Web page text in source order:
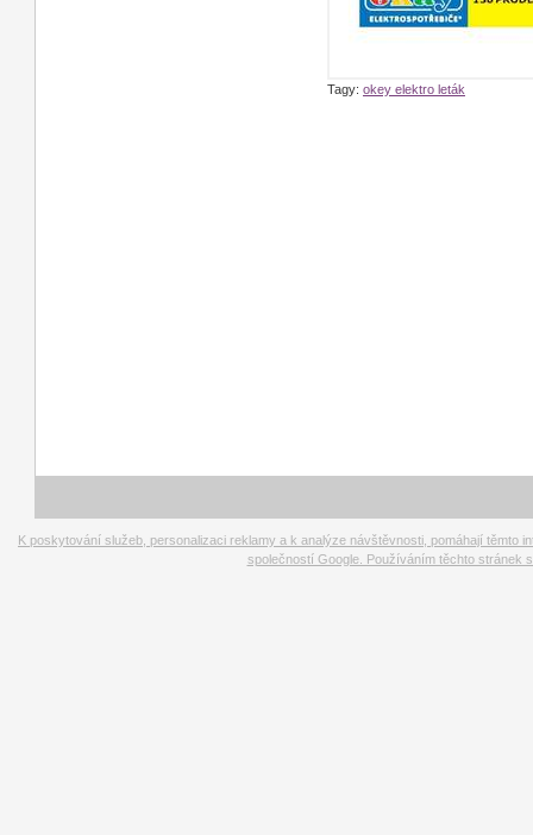
Tagy: okey elektro leták
K poskytování služeb, personalizaci reklamy a k analýze návštěvnosti, pomáhají
společností Google. Používáním těchto stránek